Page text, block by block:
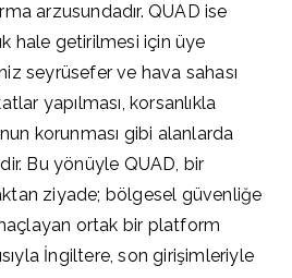
arzusundadır. QUAD ise
hale getirilmesi için üye
seyrüsefer ve hava sahası
yapılması, korsanlıkla
korunması gibi alanlarda
Bu yönüyle QUAD, bir
ziyade; bölgesel güvenliğe
ortak bir platform
İngiltere, son girişimleriyle